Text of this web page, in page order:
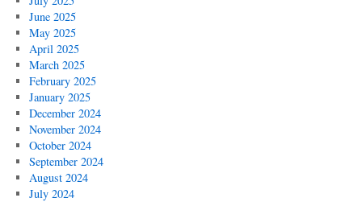
June 2025
May 2025
April 2025
March 2025
February 2025
January 2025
December 2024
November 2024
October 2024
September 2024
August 2024
July 2024